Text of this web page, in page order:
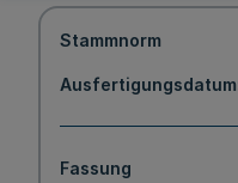
Stammnorm
Ausfertigungsdatum
Fassung